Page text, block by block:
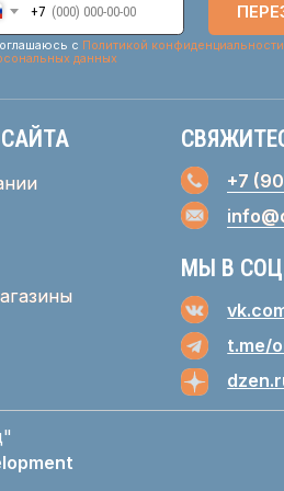
МЫ В СОЦ. СЕТЯХ:
t.me/ortopodolsk
dzen.ru/ortograd